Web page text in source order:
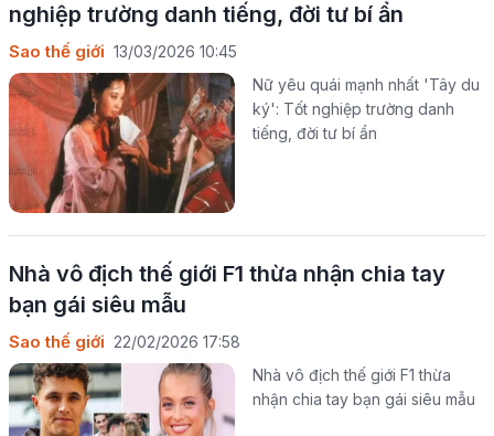
nghiệp trường danh tiếng, đời tư bí ẩn
Sao thế giới 13/03/2026 10:45
Nữ yêu quái mạnh nhất 'Tây du
ký': Tốt nghiệp trường danh
tiếng, đời tư bí ẩn
Nhà vô địch thế giới F1 thừa nhận chia tay
bạn gái siêu mẫu
Sao thế giới 22/02/2026 17:58
Nhà vô địch thế giới F1 thừa
nhận chia tay bạn gái siêu mẫu